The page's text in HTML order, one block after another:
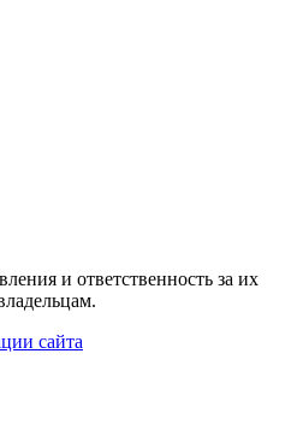
и ответственность за их
сайта